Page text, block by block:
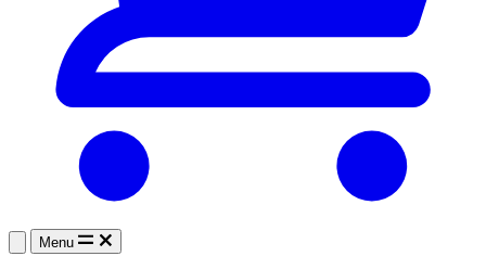
Menu